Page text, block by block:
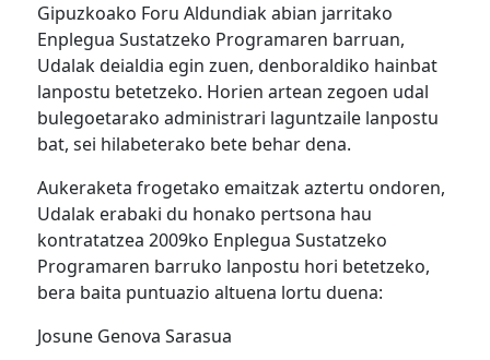
Gipuzkoako Foru Aldundiak abian jarritako
Enplegua Sustatzeko Programaren barruan,
Udalak deialdia egin zuen, denboraldiko hainbat
lanpostu betetzeko. Horien artean zegoen udal
bulegoetarako administrari laguntzaile lanpostu
bat, sei hilabeterako bete behar dena.
Aukeraketa frogetako emaitzak aztertu ondoren,
Udalak erabaki du honako pertsona hau
kontratatzea 2009ko Enplegua Sustatzeko
Programaren barruko lanpostu hori betetzeko,
bera baita puntuazio altuena lortu duena:
Josune Genova Sarasua